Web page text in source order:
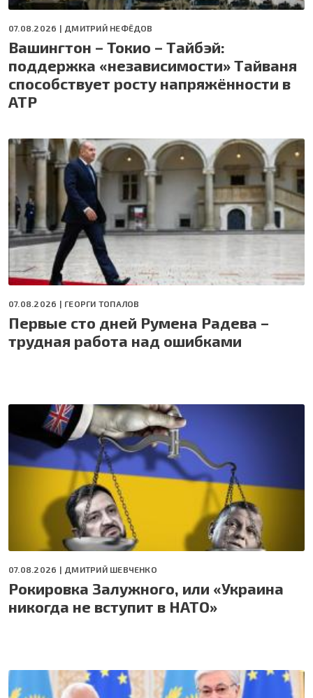
07.08.2026 | ДМИТРИЙ НЕФЁДОВ
Вашингтон – Токио – Тайбэй:
поддержка «независимости» Тайваня
способствует росту напряжённости в
АТР
07.08.2026 | ГЕОРГИ ТОПАЛОВ
Первые сто дней Румена Радева –
трудная работа над ошибками
07.08.2026 | ДМИТРИЙ ШЕВЧЕНКО
Рокировка Залужного, или «Украина
никогда не вступит в НАТО»